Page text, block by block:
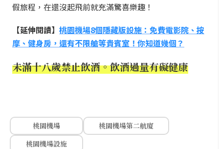
假旅程，在還沒起飛前就充滿驚喜樂趣！
【延伸閱讀】 桃園機場8個隱藏版設施：免費電影院、按
摩、健身房，還有不限艙等貴賓室！你知道幾個？
未滿十八歲禁止飲酒。飲酒過量有礙健康
桃園機場
桃園機場第二航廈
桃園機場設施